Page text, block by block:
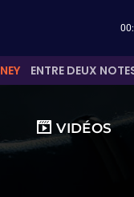
ENTRE DEUX NOTES,
VIDÉOS